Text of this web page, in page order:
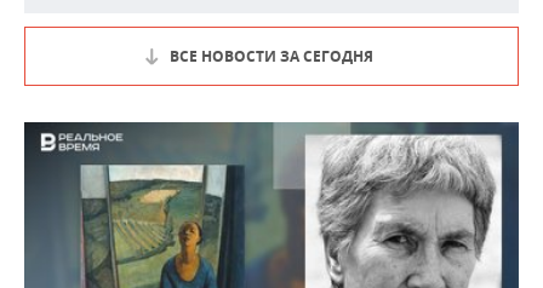
ВСЕ НОВОСТИ ЗА СЕГОДНЯ